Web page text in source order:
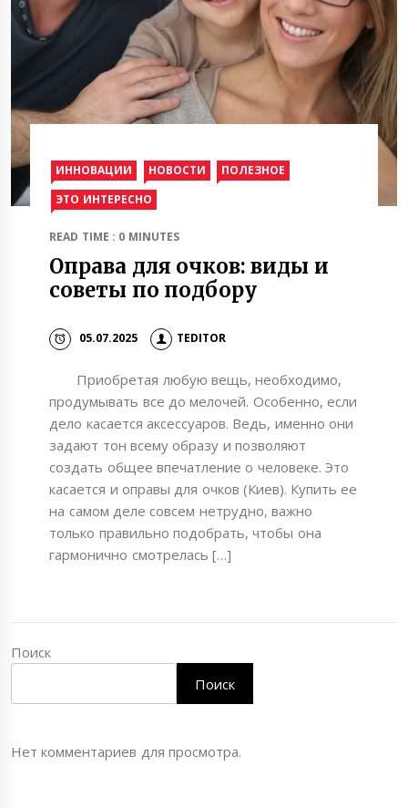
ИННОВАЦИИ НОВОСТИ
ПОЛЕЗНОЕ
ЭТО ИНТЕРЕСНО
READ TIME : 0 MINUTES
Оправа для очков: виды и
советы по подбору
05.07.2025 TEDITOR
Приобретая любую вещь, необходимо,
продумывать все до мелочей. Особенно, если
дело касается аксессуаров. Ведь, именно они
задают тон всему образу и позволяют
создать общее впечатление о человеке. Это
касается и оправы для очков (Киев). Купить ее
на самом деле совсем нетрудно, важно
только правильно подобрать, чтобы она
гармонично смотрелась […]
Поиск
Поиск
Нет комментариев для просмотра.